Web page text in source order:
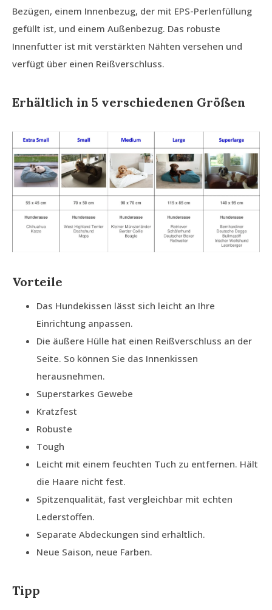
Bezügen, einem Innenbezug, der mit EPS-Perlenfüllung
gefüllt ist, und einem Außenbezug. Das robuste
Innenfutter ist mit verstärkten Nähten versehen und
verfügt über einen Reißverschluss.
Erhältlich in 5 verschiedenen Größen
Vorteile
Das Hundekissen lässt sich leicht an Ihre
Einrichtung anpassen.
Die äußere Hülle hat einen Reißverschluss an der
Seite. So können Sie das Innenkissen
herausnehmen.
Superstarkes Gewebe
Kratzfest
Robuste
Tough
Leicht mit einem feuchten Tuch zu entfernen. Hält
die Haare nicht fest.
Spitzenqualität, fast vergleichbar mit echten
Lederstoffen.
Separate Abdeckungen sind erhältlich.
Neue Saison, neue Farben.
Tipp